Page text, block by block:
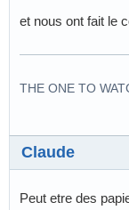
et nous ont fait le
THE ONE TO
Claude
Peut etre des